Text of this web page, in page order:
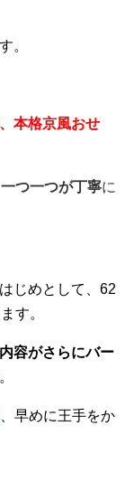
。
本格京風おせ
一つ一つが丁寧に
じめとして、62
す。
内容がさらにバー
、早めに王手をか